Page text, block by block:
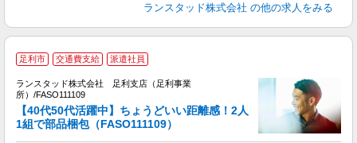
ランスタッド株式会社 の他の求人をみる
足利市 交通費支給 派遣社員
ランスタッド株式会社 足利支店（足利事業
所）/FASO111109
【40代50代活躍中】ちょうどいい距離感！2人
1組で部品梱包（FASO111109）